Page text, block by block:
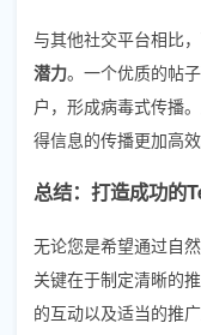
与其他社交平台相比
潜力。一个优质的帖
户，形成病毒式传播
得信息的传播更加高效
总结：打造成功的
无论您是希望通过自
关键在于制定清晰的
的互动以及适当的推